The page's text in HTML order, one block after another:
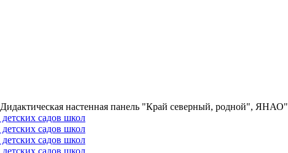
Дидактическая настенная панель "Край северный, родной", ЯНАО"